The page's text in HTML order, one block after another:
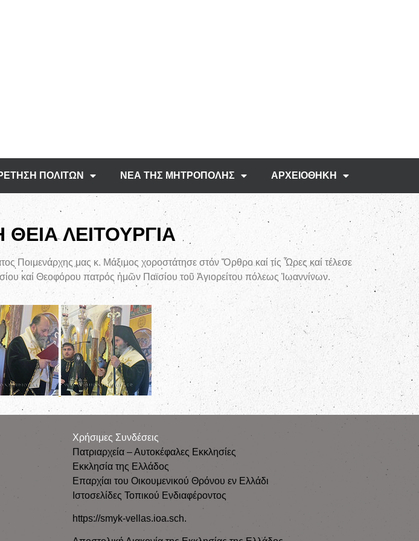
ΠΟΛΙΤΩΝ ΝΕΑ ΤΗΣ ΜΗΤΡΟΠΟΛΗΣ ΑΡΧΕΙΟΘΗΚΗ
ΛΕΙΤΟΥΡΓΙΑ
μας κ. Μάξιμος χοροστάτησε στόν Ὄρθρο καί τίς Ὧρες καί τέλεσε
καί Θεοφόρου πατρός ἠμῶν Παϊσίου τοῦ Ἁγιορείτου πόλεως Ἰωαννίνων.
Χρήσιμες Συνδέσεις
Πατριαρχεία – Αυτοκέφαλες Εκκλησίες
Εκκλησία της Ελλάδος
Επαρχίαι του Οικουμενικού Θρόνου εν Ελλάδι
Ιστοσελίδες Τοπικού Ενδιαφέροντος
https://smyk-vellas.ioa.sch.